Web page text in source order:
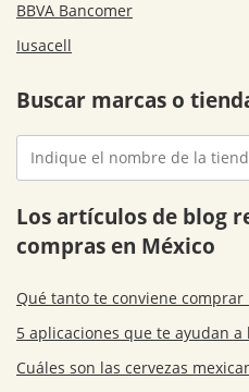
BBVA Bancomer
Iusacell
Buscar marcas o
Los artículos de blog
compras en México
Qué tanto te conviene comprar
5 aplicaciones que te ayudan
Cuáles son las cervezas